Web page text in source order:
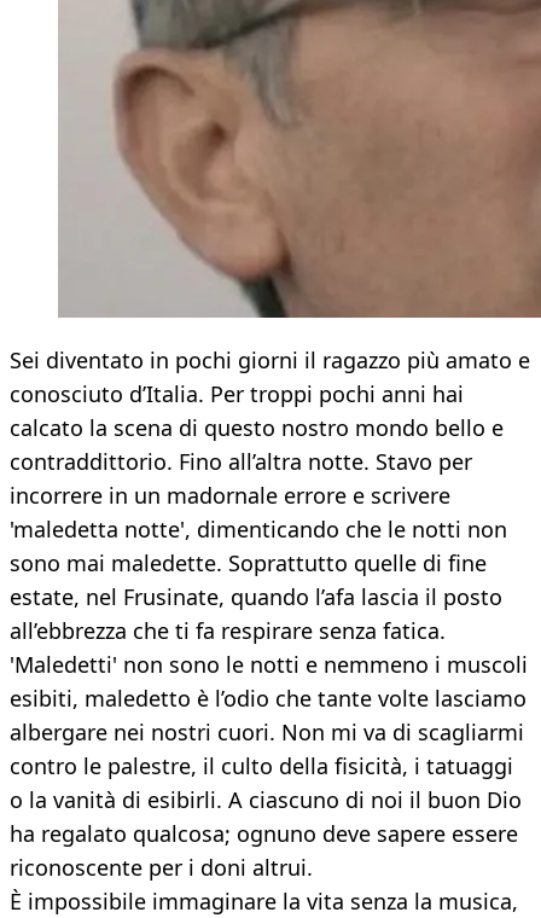
Sei diventato in pochi giorni il ragazzo più amato e
conosciuto d’Italia. Per troppi pochi anni hai
calcato la scena di questo nostro mondo bello e
contraddittorio. Fino all’altra notte. Stavo per
incorrere in un madornale errore e scrivere
'maledetta notte', dimenticando che le notti non
sono mai maledette. Soprattutto quelle di fine
estate, nel Frusinate, quando l’afa lascia il posto
all’ebbrezza che ti fa respirare senza fatica.
'Maledetti' non sono le notti e nemmeno i muscoli
esibiti, maledetto è l’odio che tante volte lasciamo
albergare nei nostri cuori. Non mi va di scagliarmi
contro le palestre, il culto della fisicità, i tatuaggi
o la vanità di esibirli. A ciascuno di noi il buon Dio
ha regalato qualcosa; ognuno deve sapere essere
riconoscente per i doni altrui.
È impossibile immaginare la vita senza la musica,